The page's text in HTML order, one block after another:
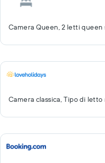
Camera Queen, 2 letti queen
Camera classica, Tipo di